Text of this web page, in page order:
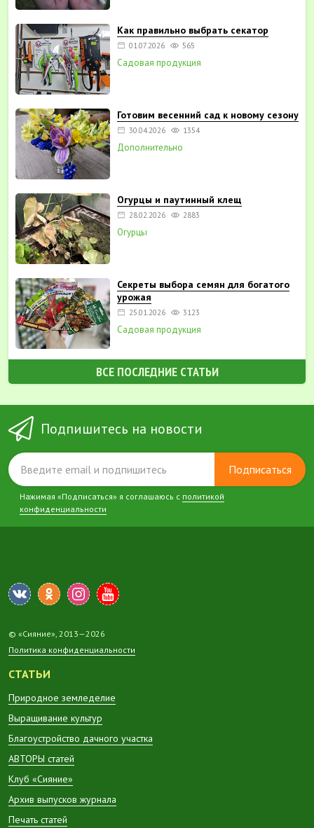
Как правильно выбрать секатор
01.07.2026 565
Садовая продукция
Готовим весенний сад к новому сезону
30.04.2026 1354
Дополнительно
Огурцы и паутинный клещ
28.02.2026 2883
Огурцы
Секреты выбора семян для богатого
урожая
25.01.2026 3123
Садовая продукция
ВСЕ ПОСЛЕДНИЕ СТАТЬИ
Подпишитесь на новости
Подписаться
Нажимая «Подписаться» я соглашаюсь с политикой
конфиденциальности
© «Сияние», 2013—2026
Политика конфиденциальности
СТАТЬИ
Природное земледелие
Выращивание культур
Благоустройство дачного участка
АВТОРЫ статей
Клуб «Сияние»
Архив выпусков журнала
Печать статей